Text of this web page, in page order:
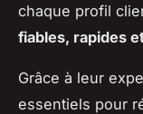
chaque profil
fiables, rapides
Grâce à leur
essentiels pour